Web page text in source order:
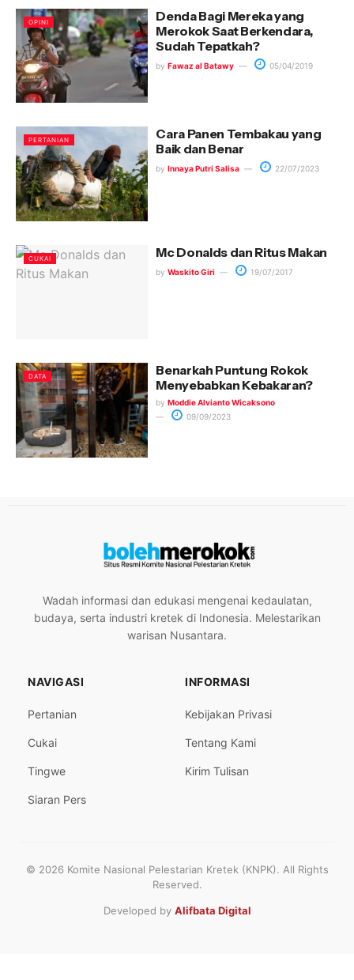
OPINI
Denda Bagi Mereka yang
Merokok Saat Berkendara,
Sudah Tepatkah?
by Fawaz al Batawy 05/04/2019
PERTANIAN
Cara Panen Tembakau yang
Baik dan Benar
by Innaya Putri Salisa 22/07/2023
CUKAI Mc Donalds dan Ritus Makan
by Waskito Giri 19/07/2017
DATA
Benarkah Puntung Rokok
Menyebabkan Kebakaran?
by Moddie Alvianto Wicaksono
09/09/2023
Wadah informasi dan edukasi mengenai kedaulatan,
budaya, serta industri kretek di Indonesia. Melestarikan
warisan Nusantara.
NAVIGASI
Pertanian
Cukai
Tingwe
Siaran Pers
INFORMASI
Kebijakan Privasi
Tentang Kami
Kirim Tulisan
© 2026 Komite Nasional Pelestarian Kretek (KNPK). All Rights
Reserved.
Developed by Alifbata Digital